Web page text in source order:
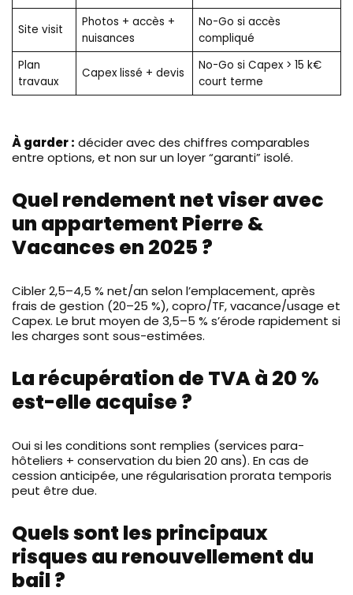
Site visit
Photos + accès +
nuisances
No-Go si accès
compliqué
Plan
travaux
Capex lissé + devis
No-Go si Capex > 15 k€
court terme
À garder : décider avec des chiffres comparables
entre options, et non sur un loyer “garanti” isolé.
Quel rendement net viser avec
un appartement Pierre &
Vacances en 2025 ?
Cibler 2,5–4,5 % net/an selon l’emplacement, après
frais de gestion (20–25 %), copro/TF, vacance/usage et
Capex. Le brut moyen de 3,5–5 % s’érode rapidement si
les charges sont sous-estimées.
La récupération de TVA à 20 %
est-elle acquise ?
Oui si les conditions sont remplies (services para-
hôteliers + conservation du bien 20 ans). En cas de
cession anticipée, une régularisation prorata temporis
peut être due.
Quels sont les principaux
risques au renouvellement du
bail ?